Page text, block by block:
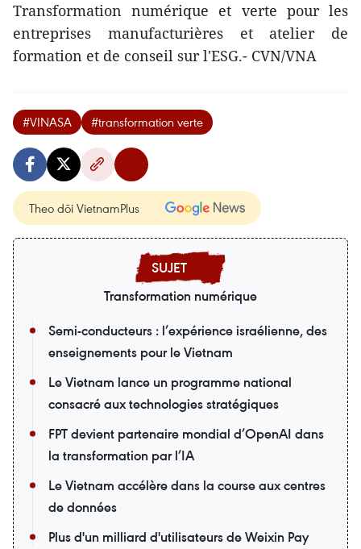
Transformation numérique et verte pour les
entreprises manufacturières et atelier de
formation et de conseil sur l'ESG.- CVN/VNA
#VINASA #transformation verte
Theo dõi VietnamPlus
Transformation numérique
Semi-conducteurs : l’expérience israélienne, des
enseignements pour le Vietnam
Le Vietnam lance un programme national
consacré aux technologies stratégiques
FPT devient partenaire mondial d’OpenAI dans
la transformation par l’IA
Le Vietnam accélère dans la course aux centres
de données
Plus d'un milliard d'utilisateurs de Weixin Pay